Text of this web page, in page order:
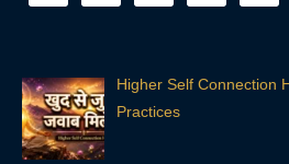
Higher Self Connection
Practices